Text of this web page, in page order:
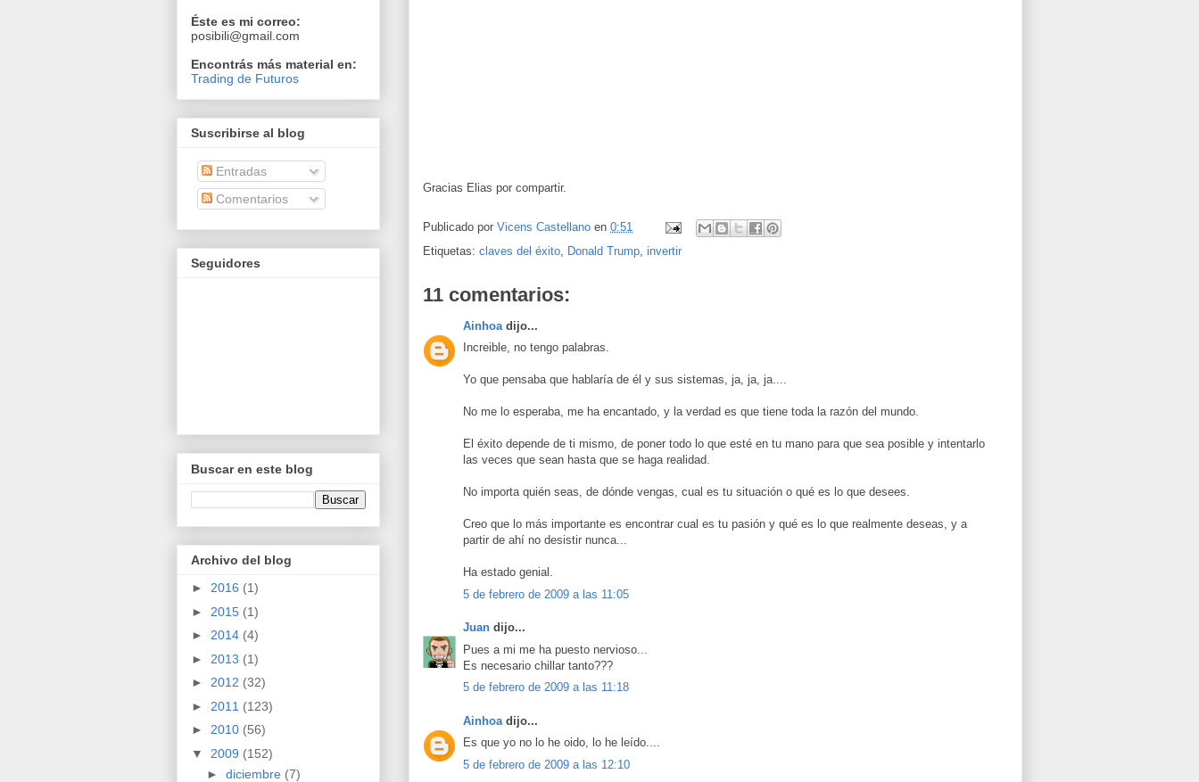
Gracias Elias por compartir.
Publicado por Vicens Castellano en 0:51
Etiquetas: claves del éxito Donald Trump invertir
11 comentarios:
Ainhoa dijo...
Increible, no tengo palabras.
Yo que pensaba que hablaría de él y sus sistemas, ja, ja, ja....
No me lo esperaba, me ha encantado, y la verdad es que tiene toda la razón del mundo.
El éxito depende de ti mismo, de poner todo lo que esté en tu mano para que sea posible y intentarlo
las veces que sean hasta que se haga realidad.
No importa quién seas, de dónde vengas, cual es tu situación o qué es lo que desees.
Creo que lo más importante es encontrar cual es tu pasión y qué es lo que realmente deseas, y a
partir de ahí no desistir nunca...
Ha estado genial.
5 de febrero de 2009 a las 11:05
Juan dijo...
Pues a mi me ha puesto nervioso...
Es necesario chillar tanto???
5 de febrero de 2009 a las 11:18
Ainhoa dijo...
Es que yo no lo he oido, lo he leído....
5 de febrero de 2009 a las 12:10
Éste es mi correo:
posibili@gmail.com
Encontrás más material en:
Trading de Futuros
Suscribirse al blog
Entradas
Comentarios
Seguidores
Buscar en este blog
Archivo del blog
► 2016 (1)
► 2015 (1)
► 2014 (4)
► 2013 (1)
► 2012 (32)
► 2011 (123)
► 2010 (56)
▼ 2009 (152)
► diciembre (7)